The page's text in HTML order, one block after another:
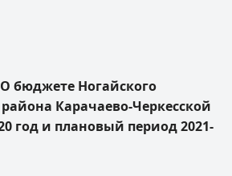
бюджете Ногайского
Карачаево-Черкесской
год и плановый период 2021-